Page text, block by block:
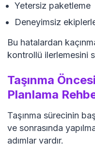
Yetersiz paketleme
Deneyimsiz
Bu hatalardan
kontrollü ilerlemesini
Taşınma
Planlama
Taşınma sürecinin
ve sonrasında
adımlar vardır.